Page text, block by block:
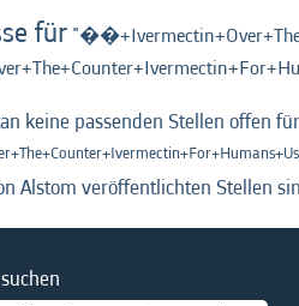
für
keine passenden Stellen offen
Alstom veröffentlichten Stellen